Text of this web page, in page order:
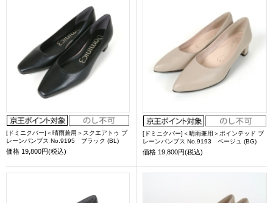
[ドミニクバー]＜晴雨兼用＞スクエアトゥ プ
レーンパンプス No.9195 ブラック (BL)
価格 19,800円(税込)
[ドミニクバー]＜晴雨兼用＞ポインテッド プ
レーンパンプス No.9193 ベージュ (BG)
価格 19,800円(税込)